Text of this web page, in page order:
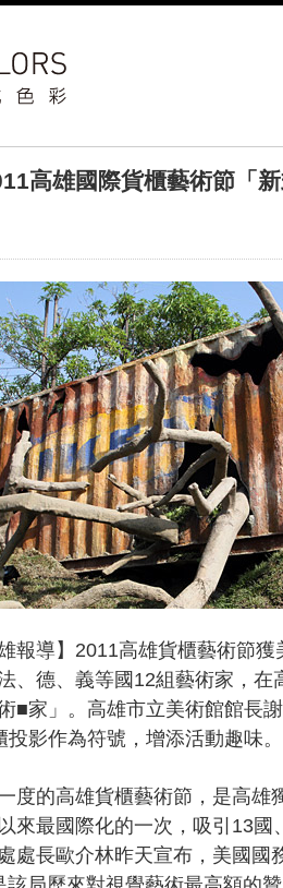
高雄國際貨櫃藝術節「
報導】2011高雄貨櫃藝術節
、德、義等國12組藝術家，在
■家」。高雄市立美術館館長
投影作為符號，增添活動趣味。
度的高雄貨櫃藝術節，是高雄
來最國際化的一次，吸引13國
處長歐介林昨天宣布，美國國